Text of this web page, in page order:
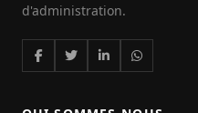
d'administration.